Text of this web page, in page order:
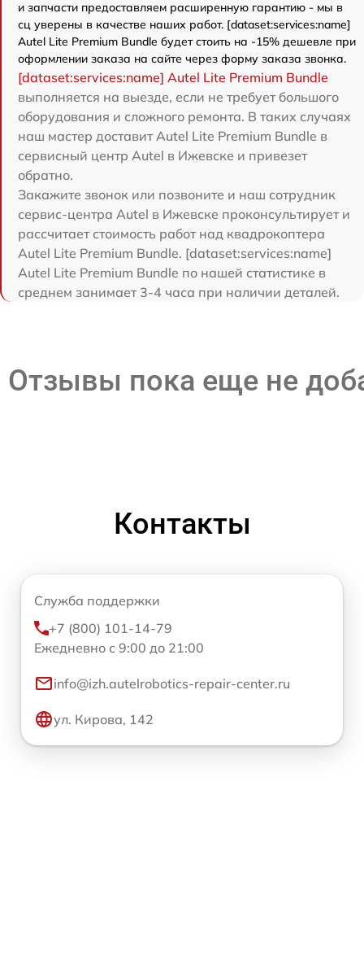
и запчасти предоставляем расширенную гарантию - мы в
сц уверены в качестве наших работ. [dataset:services:name]
Autel Lite Premium Bundle будет стоить на -15% дешевле при
оформлении заказа на сайте через форму заказа звонка.
[dataset:services:name] Autel Lite Premium Bundle
выполняется на выезде, если не требует большого
оборудования и сложного ремонта. В таких случаях
наш мастер доставит Autel Lite Premium Bundle в
сервисный центр Autel в Ижевске и привезет
обратно.
Закажите звонок или позвоните и наш сотрудник
сервис-центра Autel в Ижевске проконсультирует и
рассчитает стоимость работ над квадрокоптера
Autel Lite Premium Bundle. [dataset:services:name]
Autel Lite Premium Bundle по нашей статистике в
среднем занимает 3-4 часа при наличии деталей.
Отзывы пока еще не
Контакты
Служба поддержки
+7 (800) 101-14-79
Ежедневно с 9:00 до 21:00
info@izh.autelrobotics-repair-center.ru
ул. Кирова, 142